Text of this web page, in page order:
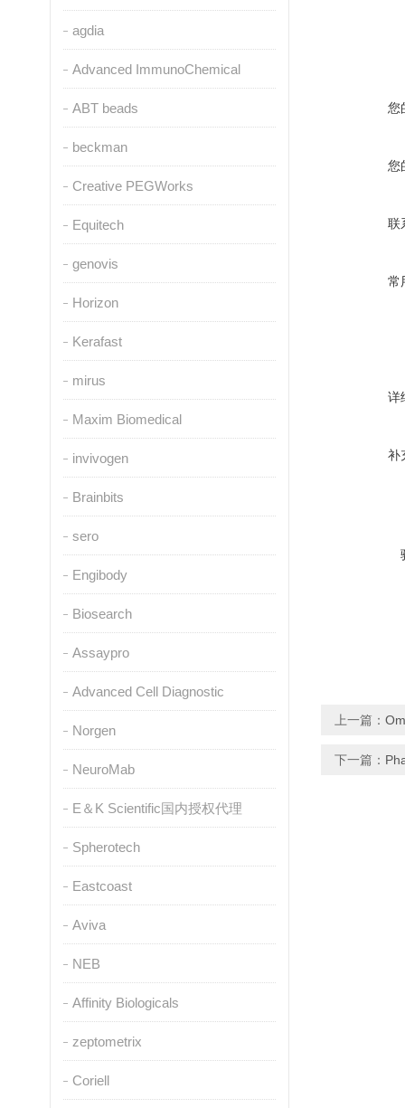
agdia
Advanced ImmunoChemical
ABT beads
beckman
Creative PEGWorks
Equitech
genovis
Horizon
Kerafast
mirus
Maxim Biomedical
invivogen
Brainbits
sero
Engibody
Biosearch
Assaypro
Advanced Cell Diagnostic
Norgen
NeuroMab
E＆K Scientific国内授权代理
Spherotech
Eastcoast
Aviva
NEB
Affinity Biologicals
zeptometrix
Coriell
您
您
联
常
详
补
上一篇：
下一篇：